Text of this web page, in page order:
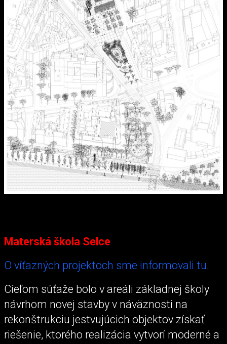
Materská škola Selce
O víťazných projektoch sme informovali tu.
Cieľom súťaže bolo v areáli základnej školy
návrhom novej stavby v náväznosti na
rekonštrukciu jestvujúcich objektov získať
riešenie, ktorého realizácia vytvorí moderné a